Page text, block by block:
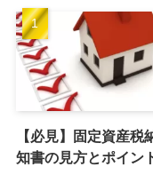
【必見】固定資産税
知書の見方とポイン